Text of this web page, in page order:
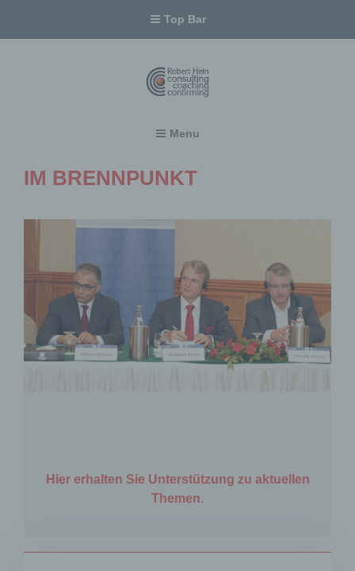
Top Bar
Menu
IM BRENNPUNKT
Hier erhalten Sie Unterstützung zu aktuellen
Themen.